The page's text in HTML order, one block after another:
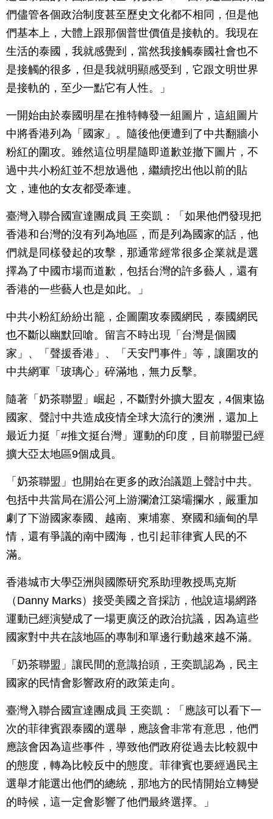
們儘管各個政治制度甚至歷史文化都不相同，但是他
們基本上，大體上跟那個普世價值是接軌的。我現在
生活的泰國，我就感覺到，當然我接觸泰國社會也不
是接觸的很多，但是我就明顯感受到，它跟文明世界
是接軌的，至少一點它有人性。」
一開始由於泰國明星在推特轉發一組圖片，這組圖片
中將香港列為「國家」。隨後他便遭到了中共翻牆小
粉紅的圍攻。雖然這位明星隨即道歉並撤下圖片，不
過中共小粉紅並不想放過他，繼續挖出他以前的貼
文，連他的女友都受牽連。
臺灣入聯合國宣達團成員 王奕凱：「如果他們發現把
香港和台灣的沒有列為地區，而是列為國家的話，他
們就是同樣發起的攻擊，那通常經常很多企業就是選
擇為了中國市場而道歉，包括台灣的許多藝人，還有
香港的一些藝人也是如此。」
中共小粉紅紛紛出籠，企圖圍攻泰國網民，泰國網民
也不斷以幽默回嗆。留言不時出現「台灣是個國
家」、「聲援香港」、「天安門事件」等，讓圍攻的
中共網軍「玻璃心」碎滿地，無力反擊。
隨著「奶茶聯盟」崛起，不斷對外擴大盟友，4個東協
國家、聲討中共造成疫情全球大流行的澳洲，還加上
最近力挺「#推文挺台灣」運動的印度，目前聯盟已經
擴大亞太地區9個成員。
「奶茶聯盟」也開始在更多的政治議題上聲討中共。
包括中共當局在湄公河上游瀾滄江築壩攔水，嚴重加
劇了下游國家泰國、越南、柬埔寨、寮國和緬甸的旱
情，還有爭議的南中國海，也引起菲律賓人民的不
滿。
香港城市大學亞洲與國際研究系助理教授馬克斯
（Danny Marks）接受美國之音採訪，他說這場網路
運動已經演變成了一場更廣泛的政治抗議，因為這些
國家對中共在該地區的專制和單邊行動越來越不滿。
「奶茶聯盟」讓民間的意識抬頭，王奕凱認為，民主
國家的民情會影響政府的政策走向。
臺灣入聯合國宣達團成員 王奕凱：「應該可以看下一
次的菲律賓跟泰國的選舉，應該會非常有意思，他們
應該會因為這些事件，導致他們政府從過去比較親中
的態度，轉為比較反中的態度。菲律賓也要經過民主
選舉才能選出他們的總統，那地方的民情開始立轉變
的時候，這一定會影響了他們最終選擇。」